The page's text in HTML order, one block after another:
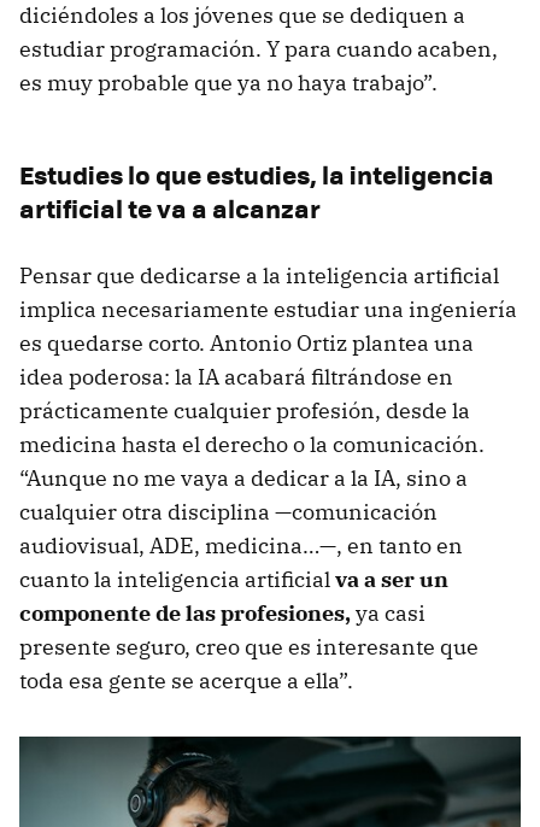
diciéndoles a los jóvenes que se dediquen a
estudiar programación. Y para cuando acaben,
es muy probable que ya no haya trabajo”.
Estudies lo que estudies, la inteligencia
artificial te va a alcanzar
Pensar que dedicarse a la inteligencia artificial
implica necesariamente estudiar una ingeniería
es quedarse corto. Antonio Ortiz plantea una
idea poderosa: la IA acabará filtrándose en
prácticamente cualquier profesión, desde la
medicina hasta el derecho o la comunicación.
“Aunque no me vaya a dedicar a la IA, sino a
cualquier otra disciplina —comunicación
audiovisual, ADE, medicina…—, en tanto en
cuanto la inteligencia artificialva a ser un
componente de las profesiones,ya casi
presente seguro, creo que es interesante que
toda esa gente se acerque a ella”.